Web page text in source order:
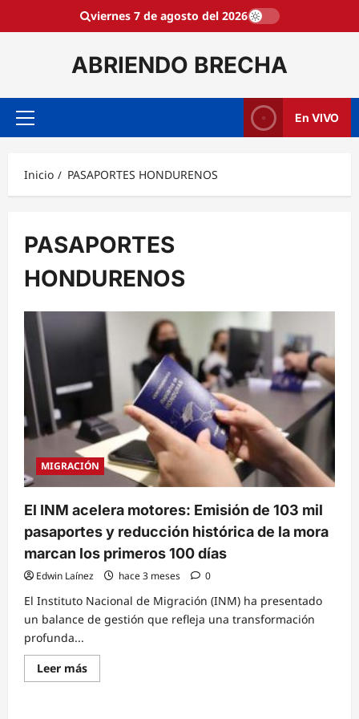
viernes 7 de agosto del 2026
ABRIENDO BRECHA
Menú
En VIVO
Inicio PASAPORTES HONDURENOS
PASAPORTES
HONDURENOS
MIGRACIÓN
El INM acelera motores: Emisión de 103 mil
pasaportes y reducción histórica de la mora
marcan los primeros 100 días
Edwin Laínez hace 3 meses 0
El Instituto Nacional de Migración (INM) ha presentado
un balance de gestión que refleja una transformación
profunda...
Leer másRead
more